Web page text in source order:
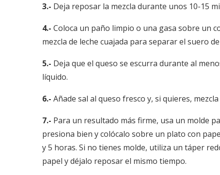
3.- Deja reposar la mezcla durante unos 10-15
4.- Coloca un paño limpio o una gasa sobre un
mezcla de leche cuajada para separar el suero
5.- Deja que el queso se escurra durante al
líquido.
6.- Añade sal al queso fresco y, si quieres,
7.- Para un resultado más firme, usa un molde
presiona bien y colócalo sobre un plato con
y 5 horas. Si no tienes molde, utiliza un táper
papel y déjalo reposar el mismo tiempo.